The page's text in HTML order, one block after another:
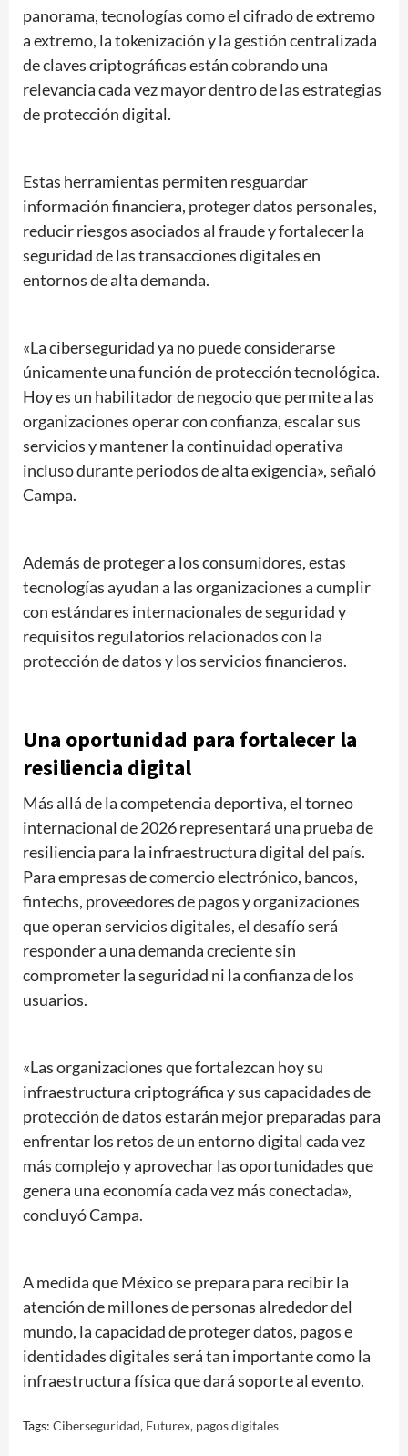
panorama, tecnologías como el cifrado de extremo
a extremo, la tokenización y la gestión centralizada
de claves criptográficas están cobrando una
relevancia cada vez mayor dentro de las estrategias
de protección digital.
Estas herramientas permiten resguardar
información financiera, proteger datos personales,
reducir riesgos asociados al fraude y fortalecer la
seguridad de las transacciones digitales en
entornos de alta demanda.
«La ciberseguridad ya no puede considerarse
únicamente una función de protección tecnológica.
Hoy es un habilitador de negocio que permite a las
organizaciones operar con confianza, escalar sus
servicios y mantener la continuidad operativa
incluso durante periodos de alta exigencia», señaló
Campa.
Además de proteger a los consumidores, estas
tecnologías ayudan a las organizaciones a cumplir
con estándares internacionales de seguridad y
requisitos regulatorios relacionados con la
protección de datos y los servicios financieros.
Una oportunidad para fortalecer la
resiliencia digital
Más allá de la competencia deportiva, el torneo
internacional de 2026 representará una prueba de
resiliencia para la infraestructura digital del país.
Para empresas de comercio electrónico, bancos,
fintechs, proveedores de pagos y organizaciones
que operan servicios digitales, el desafío será
responder a una demanda creciente sin
comprometer la seguridad ni la confianza de los
usuarios.
«Las organizaciones que fortalezcan hoy su
infraestructura criptográfica y sus capacidades de
protección de datos estarán mejor preparadas para
enfrentar los retos de un entorno digital cada vez
más complejo y aprovechar las oportunidades que
genera una economía cada vez más conectada»,
concluyó Campa.
A medida que México se prepara para recibir la
atención de millones de personas alrededor del
mundo, la capacidad de proteger datos, pagos e
identidades digitales será tan importante como la
infraestructura física que dará soporte al evento.
Tags: Ciberseguridad, Futurex, pagos digitales